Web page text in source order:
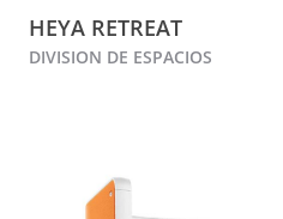
HEYA RETREAT
DIVISION DE ESPACIOS